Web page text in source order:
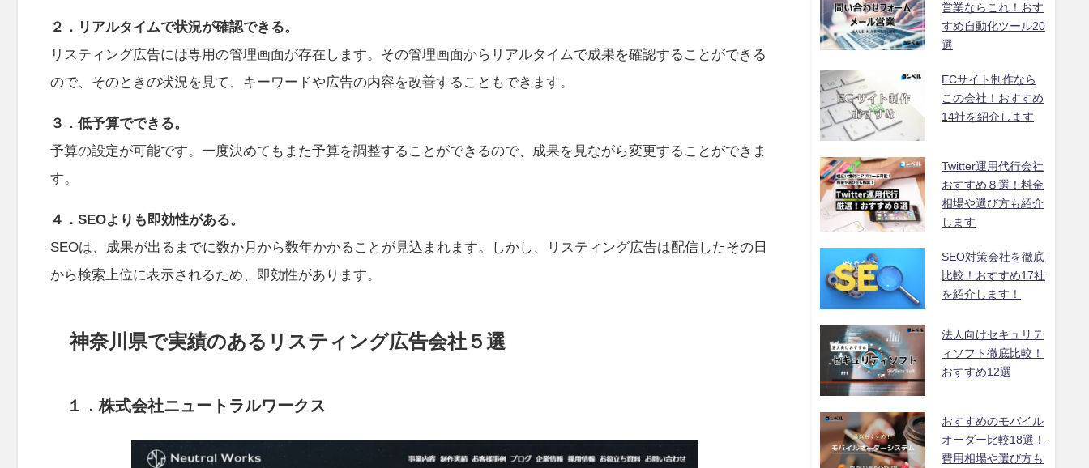
２．リアルタイムで状況が確認できる。
リスティング広告には専用の管理画面が存在します。その管理画面からリアルタイムで成果を確認することができる
ので、そのときの状況を見て、キーワードや広告の内容を改善することもできます。
３．低予算でできる。
予算の設定が可能です。一度決めてもまた予算を調整することができるので、成果を見ながら変更することができま
す。
４．SEOよりも即効性がある。
SEOは、成果が出るまでに数か月から数年かかることが見込まれます。しかし、リスティング広告は配信したその日
から検索上位に表示されるため、即効性があります。
神奈川県で実績のあるリスティング広告会社５選
１．株式会社ニュートラルワークス
営業ならこれ！おす
すめ自動化ツール20
選
ECサイト制作なら
この会社！おすすめ
14社を紹介します
Twitter運用代行会社
おすすめ８選！料金
相場や選び方も紹介
します
SEO対策会社を徹底
比較！おすすめ17社
を紹介します！
法人向けセキュリテ
ィソフト徹底比較！
おすすめ12選
おすすめのモバイル
オーダー比較18選！
費用相場や選び方も